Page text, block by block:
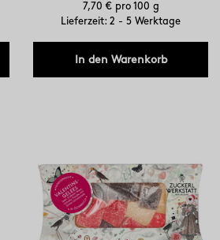
7,70 € pro 100 g
Lieferzeit: 2 - 5 Werktage
In den Warenkorb